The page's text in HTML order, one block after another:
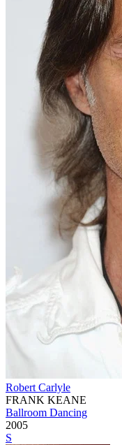
Robert Carlyle
FRANK KEANE
Ballroom Dancing
2005
S